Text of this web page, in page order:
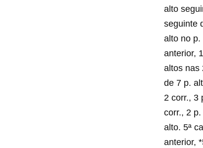
alto
seguinte
alto no p.
anterior,
altos nas
de 7 p.
2 corr., 3
corr., 2
alto. 5ª
anterior,